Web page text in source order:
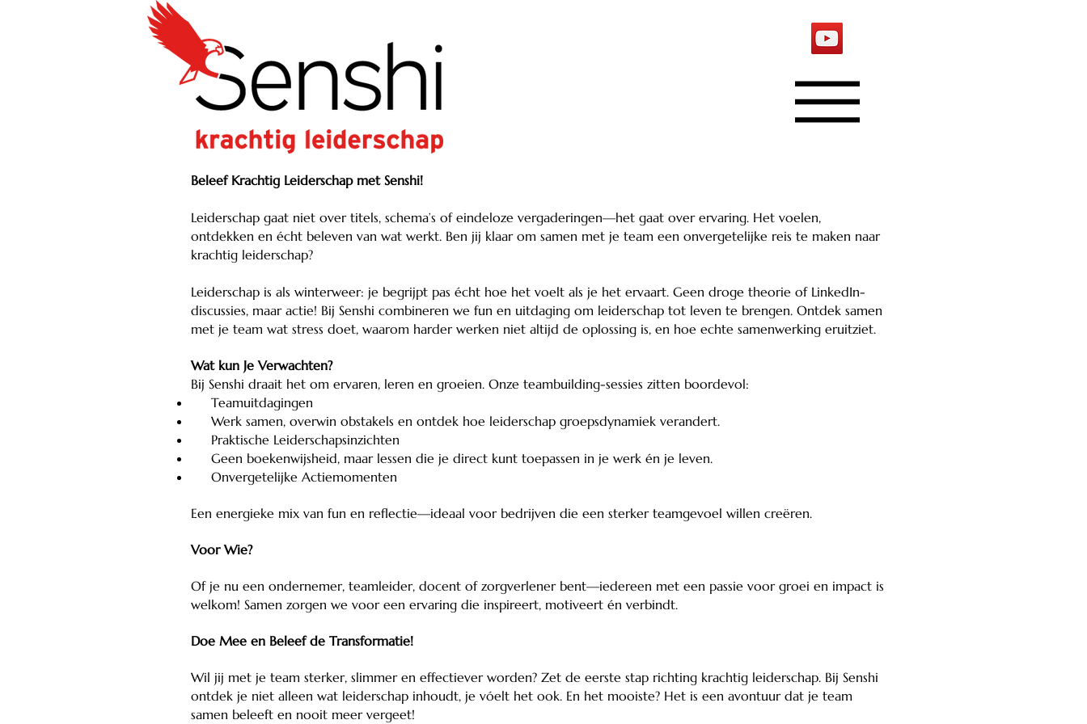
Beleef Krachtig Leiderschap met Senshi!
Leiderschap gaat niet over titels, schema’s of eindeloze vergaderingen—het gaat over ervaring. Het voelen,
ontdekken en écht beleven van wat werkt. Ben jij klaar om samen met je team een onvergetelijke reis te maken naar
krachtig leiderschap?
Leiderschap is als winterweer: je begrijpt pas écht hoe het voelt als je het ervaart. Geen droge theorie of LinkedIn-
discussies, maar actie! Bij Senshi combineren we fun en uitdaging om leiderschap tot leven te brengen. Ontdek samen
met je team wat stress doet, waarom harder werken niet altijd de oplossing is, en hoe echte samenwerking eruitziet.
Wat kun Je Verwachten?
Bij Senshi draait het om ervaren, leren en groeien. Onze teambuilding-sessies zitten boordevol:
Teamuitdagingen
Werk samen, overwin obstakels en ontdek hoe leiderschap groepsdynamiek verandert.
Praktische Leiderschapsinzichten
Geen boekenwijsheid, maar lessen die je direct kunt toepassen in je werk én je leven.
Onvergetelijke Actiemomenten
Een energieke mix van fun en reflectie—ideaal voor bedrijven die een sterker teamgevoel willen creëren.
Voor Wie?
Of je nu een ondernemer, teamleider, docent of zorgverlener bent—iedereen met een passie voor groei en impact is
welkom! Samen zorgen we voor een ervaring die inspireert, motiveert én verbindt.
Doe Mee en Beleef de Transformatie!
Wil jij met je team sterker, slimmer en effectiever worden? Zet de eerste stap richting krachtig leiderschap. Bij Senshi
ontdek je niet alleen wat leiderschap inhoudt, je vóelt het ook. En het mooiste? Het is een avontuur dat je team
samen beleeft en nooit meer vergeet!